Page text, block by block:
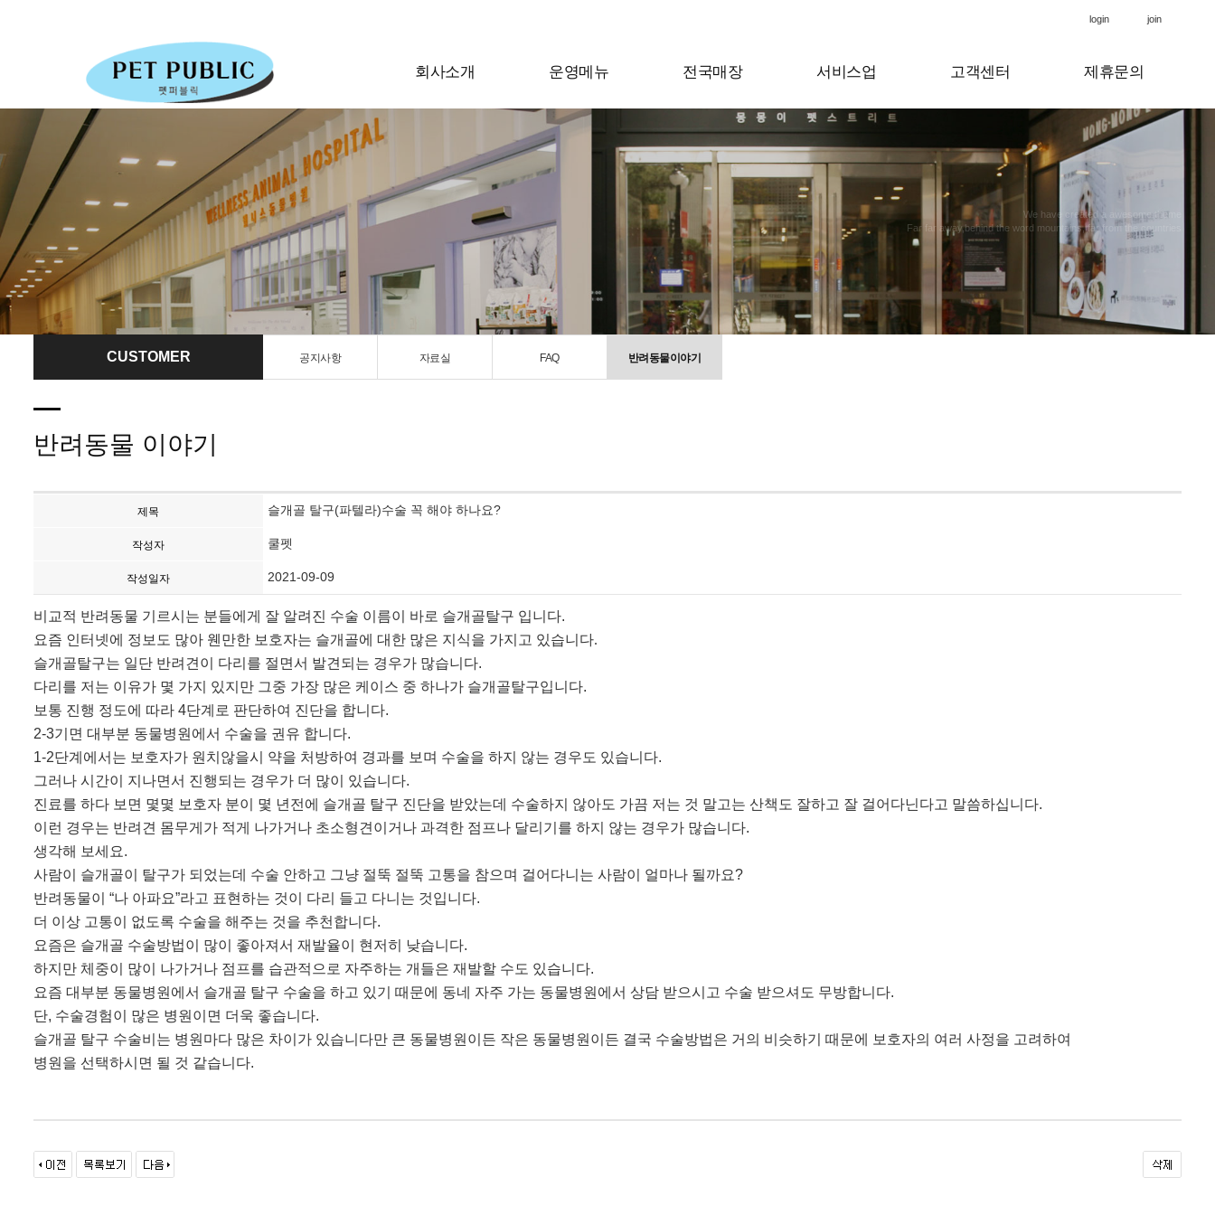
login join
회사소개 운영메뉴 전국매장 서비스업 고객센터 제휴문의
We have created a awesome theme
Far far away,behind the word mountains, far from the countries
CUSTOMER 공지사항 자료실 FAQ 반려동물이야기
반려동물 이야기
제목 슬개골 탈구(파텔라)수술 꼭 해야 하나요?
작성자 쿨펫
작성일자 2021-09-09
비교적 반려동물 기르시는 분들에게 잘 알려진 수술 이름이 바로 슬개골탈구 입니다.
요즘 인터넷에 정보도 많아 웬만한 보호자는 슬개골에 대한 많은 지식을 가지고 있습니다.
슬개골탈구는 일단 반려견이 다리를 절면서 발견되는 경우가 많습니다.
다리를 저는 이유가 몇 가지 있지만 그중 가장 많은 케이스 중 하나가 슬개골탈구입니다.
보통 진행 정도에 따라 4단계로 판단하여 진단을 합니다.
2-3기면 대부분 동물병원에서 수술을 권유 합니다.
1-2단계에서는 보호자가 원치않을시 약을 처방하여 경과를 보며 수술을 하지 않는 경우도 있습니다.
그러나 시간이 지나면서 진행되는 경우가 더 많이 있습니다.
진료를 하다 보면 몇몇 보호자 분이 몇 년전에 슬개골 탈구 진단을 받았는데 수술하지 않아도 가끔 저는 것 말고는 산책도 잘하고 잘 걸어다닌다고 말씀하십니다.
이런 경우는 반려견 몸무게가 적게 나가거나 초소형견이거나 과격한 점프나 달리기를 하지 않는 경우가 많습니다.
생각해 보세요.
사람이 슬개골이 탈구가 되었는데 수술 안하고 그냥 절뚝 절뚝 고통을 참으며 걸어다니는 사람이 얼마나 될까요?
반려동물이 “나 아파요”라고 표현하는 것이 다리 들고 다니는 것입니다.
더 이상 고통이 없도록 수술을 해주는 것을 추천합니다.
요즘은 슬개골 수술방법이 많이 좋아져서 재발율이 현저히 낮습니다.
하지만 체중이 많이 나가거나 점프를 습관적으로 자주하는 개들은 재발할 수도 있습니다.
요즘 대부분 동물병원에서 슬개골 탈구 수술을 하고 있기 때문에 동네 자주 가는 동물병원에서 상담 받으시고 수술 받으셔도 무방합니다.
단, 수술경험이 많은 병원이면 더욱 좋습니다.
슬개골 탈구 수술비는 병원마다 많은 차이가 있습니다만 큰 동물병원이든 작은 동물병원이든 결국 수술방법은 거의 비슷하기 때문에 보호자의 여러 사정을 고려하여
병원을 선택하시면 될 것 같습니다.